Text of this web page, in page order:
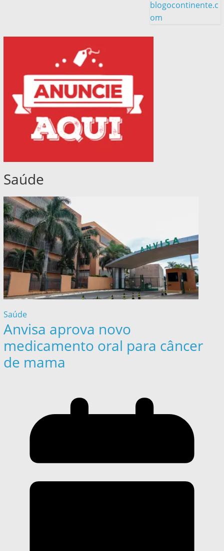
blogocontinente.c
om
Saúde
Saúde
Anvisa aprova novo
medicamento oral para câncer
de mama